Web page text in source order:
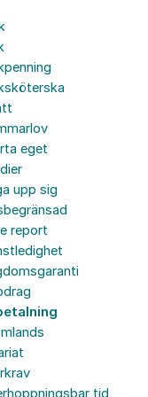
eget
upp sig
report
tid